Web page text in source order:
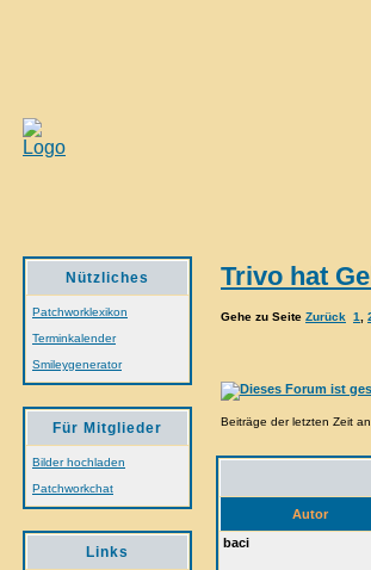
Nützliches
Patchworklexikon
Terminkalender
Smileygenerator
Für Mitglieder
Bilder hochladen
Patchworkchat
Links
Trivo hat
Gehe zu Seite Zurück 1
Beiträge der letzten Zeit
Autor
baci